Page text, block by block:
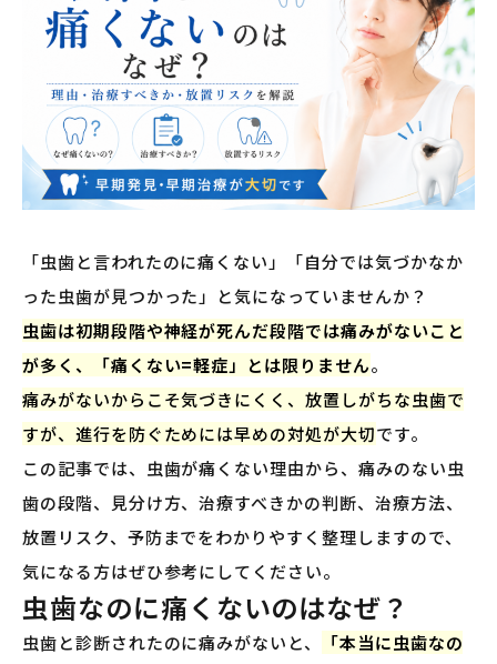
「虫歯と言われたのに痛くない」「自分では気づかなか
った虫歯が見つかった」と気になっていませんか？
虫歯は初期段階や神経が死んだ段階では痛みがないこと
が多く、「痛くない=軽症」とは限りません。
痛みがないからこそ気づきにくく、放置しがちな虫歯で
すが、進行を防ぐためには早めの対処が大切です。
この記事では、虫歯が痛くない理由から、痛みのない虫
歯の段階、見分け方、治療すべきかの判断、治療方法、
放置リスク、予防までをわかりやすく整理しますので、
気になる方はぜひ参考にしてください。
虫歯なのに痛くないのはなぜ？
虫歯と診断されたのに痛みがないと、
「本当に虫歯なの